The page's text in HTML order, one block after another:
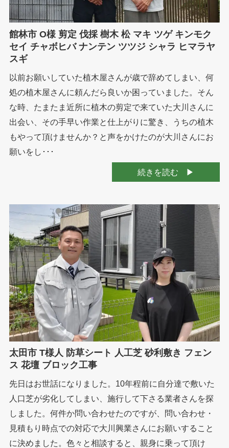
館林市 O様 剪定 伐採 樹木 松 マキ ツゲ キンモク
セイ チャボヒバ ナンテン ツツジ シャラ ヒマラヤ
スギ
以前お願いしていた植木屋さんが歳で辞めてしまい、何
処の植木屋さんに頼んだら良いか困っていました。そん
な時、たまたま近所に植木の剪定で来ていた大川さんに
出会い、その手早い作業と仕上がりに驚き、うちの植木
もやって頂けませんか？と声をかけたのが大川さんにお
願いをし･･･
続きを読む
太田市 T様人 防草シート 人工芝 砂利敷き フェン
ス 花壇 ブロック工事
先日はお世話になりました。10年程前に自分達で敷いた
人口芝が劣化してしまい、施行して下さる業者さんを探
しました。何件か問い合わせたのですが、問い合わせ・
見積もり時点での対応で大川興業さんにお願いすること
に決めました。色々と相談すると、親身に乗って頂け